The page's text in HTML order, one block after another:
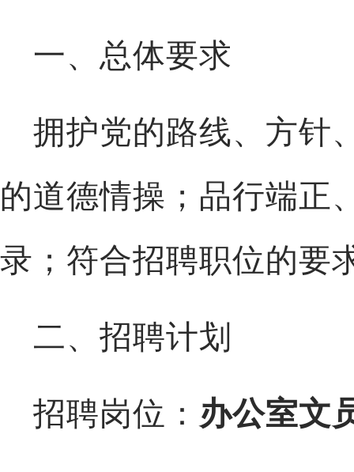
一、总体要求
拥护党的路线、方针
的道德情操；品行端正
录；符合招聘职位的要
二、招聘计划
招聘岗位： 办公室文